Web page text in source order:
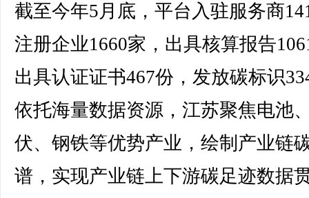
截至今年5月底，平台入驻服务商
注册企业1660家，出具核算报告
出具认证证书467份，发放碳标识
依托海量数据资源，江苏聚焦电池
伏、钢铁等优势产业，绘制产业链
谱，实现产业链上下游碳足迹数据